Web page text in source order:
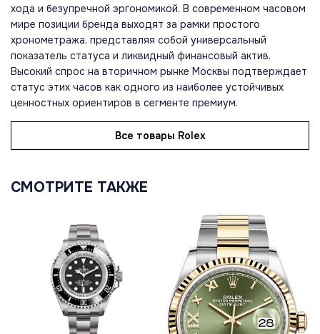
хода и безупречной эргономикой. В современном часовом
мире позиции бренда выходят за рамки простого
хронометража, представляя собой универсальный
показатель статуса и ликвидный финансовый актив.
Высокий спрос на вторичном рынке Москвы подтверждает
статус этих часов как одного из наиболее устойчивых
ценностных ориентиров в сегменте премиум.
Все товары Rolex
СМОТРИТЕ ТАКЖЕ